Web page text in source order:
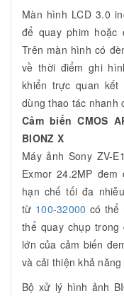
Màn hình LCD 3.0
để quay phim hoặc
Trên màn hình có
về thời điểm ghi
khiển trực quan
dùng thao tác nhanh
Cảm biến CMOS
BIONZ X
Máy ảnh Sony ZV-
Exmor 24.2MP
hạn chế tối đa
từ 100-32000 có thể
thể quay chụp
lớn của cảm biến
và cải thiện khả
Bộ xử lý hình ảnh